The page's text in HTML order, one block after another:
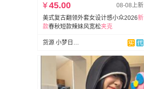
08-08上新
¥45.00
美式复古翻领外套女设计感小众2026新
款春秋短款辣妹风宽松夹克
货源 小梦日记网批